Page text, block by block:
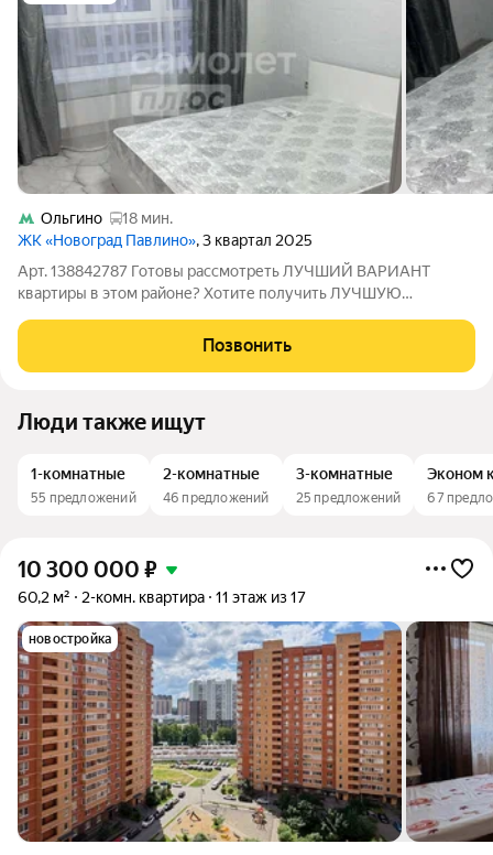
Ольгино
18 мин.
ЖК «Новоград Павлино», 3 квартал 2025
Арт. 138842787 Готовы рассмотреть ЛУЧШИЙ ВАРИАНТ
квартиры в этом районе? Хотите получить ЛУЧШУЮ
ГАРАНТИЕЙ БЕЗОПАСНОСТИ? Тогда эта КВАРТИРА ДЛЯ ВАС!
Однокомнатная квартира, расположенная по
Позвонить
Люди также ищут
1-комнатные
55 предложений
2-комнатные
46 предложений
3-комнатные
25 предложений
Эконом
67
10 300 000 ₽
60,2 м² 2-комн. квартира 11 этаж из 17
новостройка